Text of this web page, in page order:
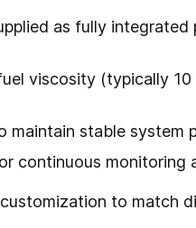
as fully
viscosity (typically 10
maintain stable system
continuous monitoring
to match